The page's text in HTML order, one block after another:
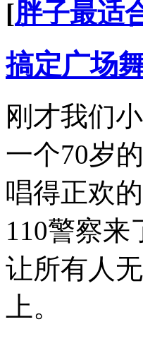
[胖子最适
搞定广场
刚才我们
一个70岁
唱得正欢
110警察
让所有人
上。